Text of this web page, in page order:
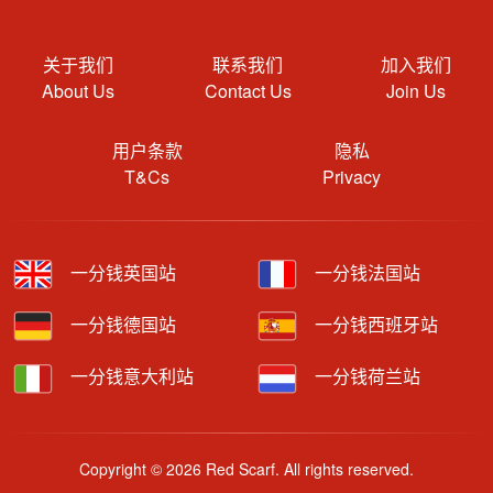
关于我们
About Us
联系我们
Contact Us
加入我们
Join Us
用户条款
T&Cs
隐私
Privacy
一分钱英国站 一分钱法国站
一分钱德国站 一分钱西班牙站
一分钱意大利站 一分钱荷兰站
Copyright © 2026 Red Scarf. All rights reserved.